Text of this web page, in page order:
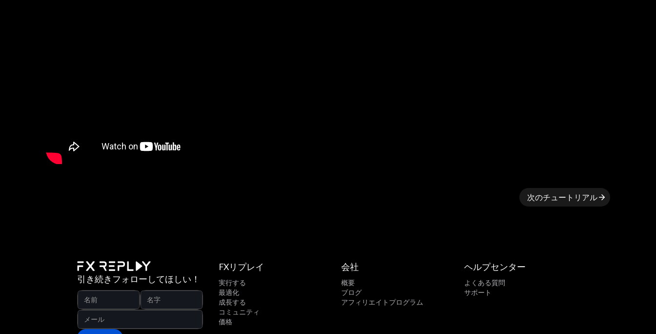
次のチュートリアル
引き続きフォローしてほしい！
FXリプレイ
実行する
最適化
成長する
コミュニティ
価格
会社
概要
ブログ
アフィリエイトプログラム
ヘルプセンター
よくある質問
サポート